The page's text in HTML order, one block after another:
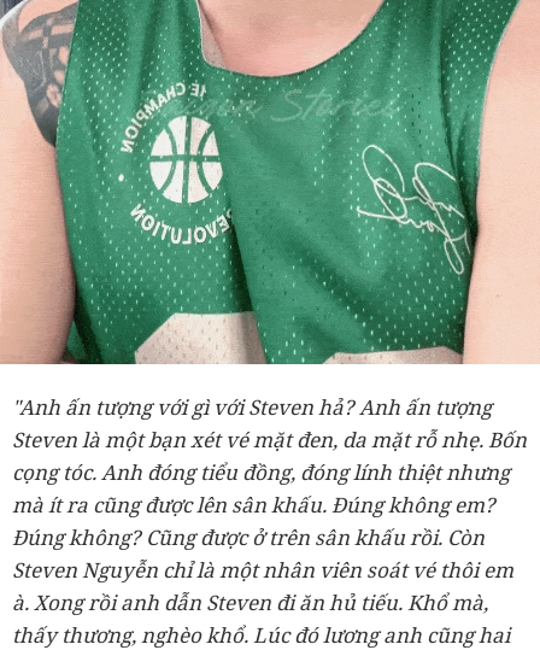
"Anh ấn tượng với gì với Steven hả? Anh ấn tượng
Steven là một bạn xét vé mặt đen, da mặt rỗ nhẹ. Bốn
cọng tóc. Anh đóng tiểu đồng, đóng lính thiệt nhưng
mà ít ra cũng được lên sân khấu. Đúng không em?
Đúng không? Cũng được ở trên sân khấu rồi. Còn
Steven Nguyễn chỉ là một nhân viên soát vé thôi em
à. Xong rồi anh dẫn Steven đi ăn hủ tiếu. Khổ mà,
thấy thương, nghèo khổ. Lúc đó lương anh cũng hai